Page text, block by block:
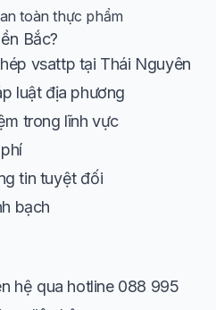
toàn thực phẩm
Bắc?
vsattp tại Thái Nguyên
luật địa phương
trong lĩnh vực
tin tuyệt đối
bạch
hệ qua hotline 088 995